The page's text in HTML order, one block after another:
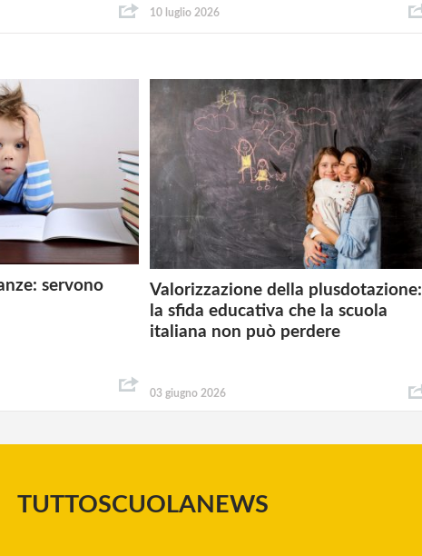
10 luglio 2026
servono
Valorizzazione della plusdotazione:
la sfida educativa che la scuola
italiana non può perdere
03 giugno 2026
TUTTOSCUOLANEWS